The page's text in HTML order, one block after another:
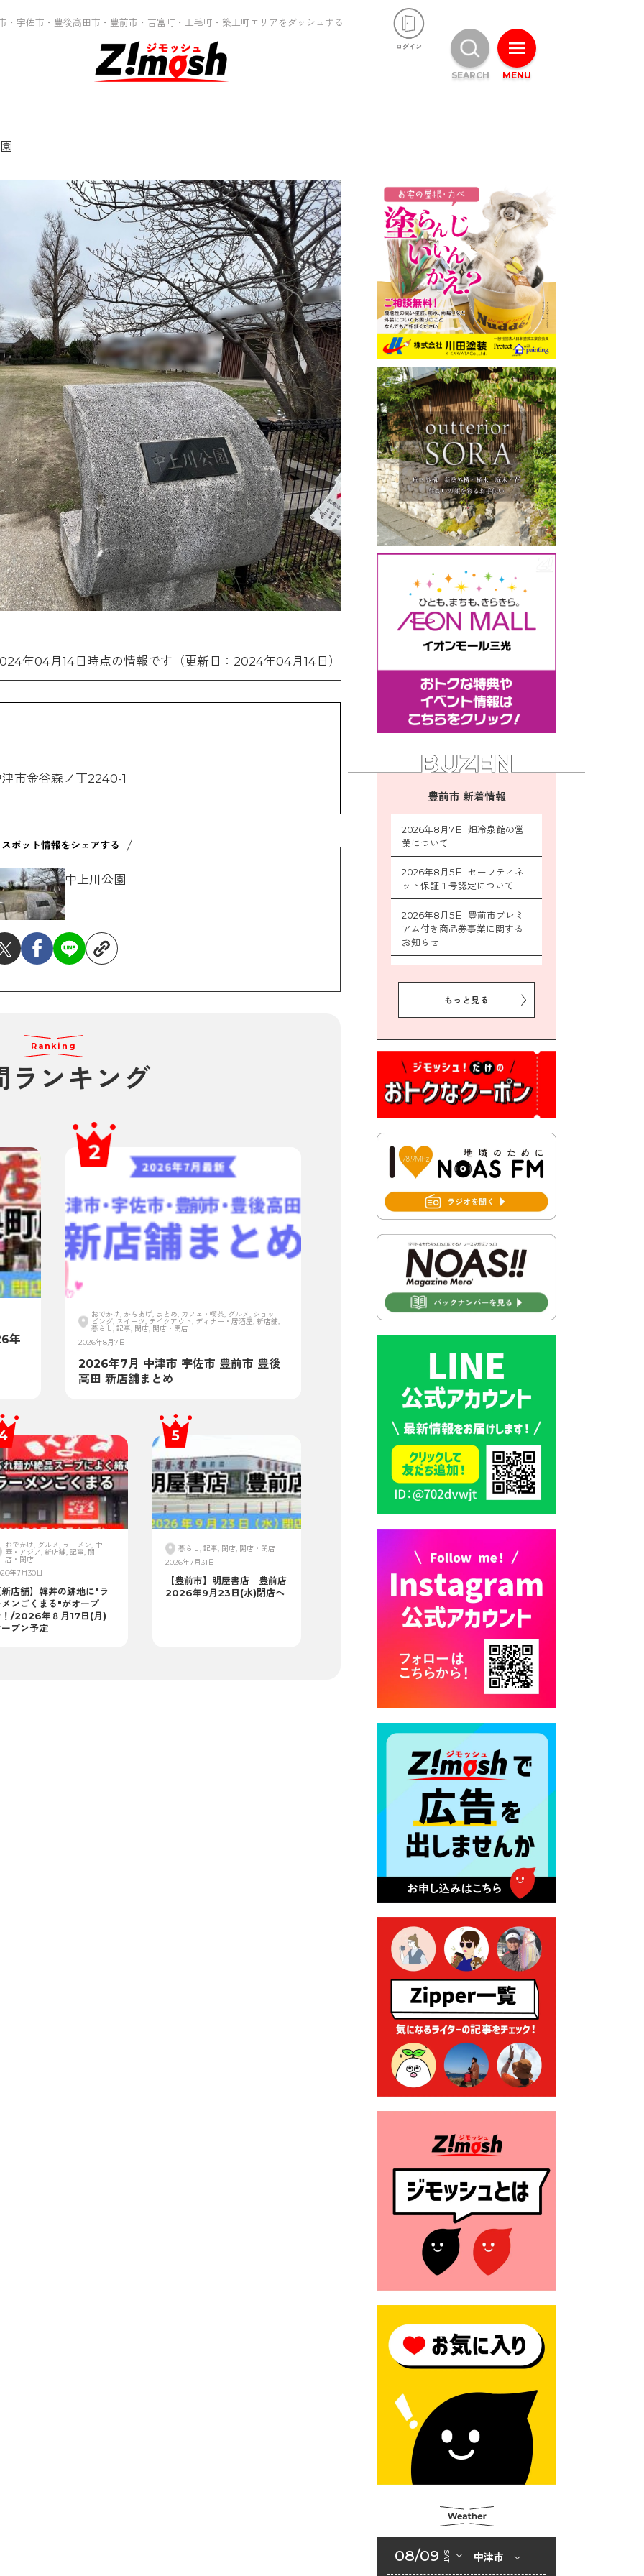
・宇佐市・豊後高田市・豊前市・吉富町・上毛町・築上町エリアをダッシュする
年04月14日時点の情報です（更新日：2024年04月14日）
市金谷森ノ丁2240-1
中上川公園
Ranking
ランキング
年
おでかけ, からあげ, まとめ, カフェ・喫茶, グルメ, ショッ
ピング, スイーツ, テイクアウト, ディナー・居酒屋, 新店舗,
暮らし, 記事, 閉店, 開店・閉店
2026年8月7日
2026年7月 中津市 宇佐市 豊前市 豊後
高田 新店舗まとめ
おでかけ, グルメ, ラーメン, 中
華・アジア, 新店舗, 記事, 開
店・閉店
年7月30日
店舗】韓丼の跡地に"ラ
ンごくまる"がオープ
！/2026年８月17日(月)
プン予定
暮らし, 記事, 閉店, 開店・閉店
2026年7月31日
【豊前市】明屋書店 豊前店
2026年9月23日(水)閉店へ
豊前市 新着情報
2026年8月7日 畑冷泉館の営
業について
2026年8月5日 セーフティネ
ット保証１号認定について
2026年8月5日 豊前市プレミ
アム付き商品券事業に関する
お知らせ
ン作戦参加者募集
対抗「福岡駅伝」出場選手募
集！
2026年7月31日 第６次豊前市
総合計画後期基本計画策定業
書が変わります！
2026年7月30日 豊前市立豊前
中学校の進捗状況について
2026年7月30日 豊前市立学校
2026年7月30日 豊前市立学校
紹介≪再編計画の見直しにつ
いて≫
2026年7月29日 豊前市指定ご
み袋販売のお知らせ
2026年7月28日 豊前カラス天
狗みなと祭り（花火大会）開
催決定！
2026年7月28日 令和8年度
京築地区水道企業団職員採用
試験（募集）
2026年7月27日 マイナンバー
カード交付に伴う休日および
平日夜間開庁の案内
2026年7月22日 令和８年度
「こども文化パスポート事
2026年7月21日 卜仙の郷 お
盆期間の営業時間のお知らせ
2026年7月17日 バス経路検索
のご利用案内
2026年7月10日 台湾伝統音楽
団体 「北埔八音団・楽善軒」
公演開催のお知らせ
ンディング型ふるさと納税の
実施について
2026年7月9日 農地法等に係
る各種申請に係る登記事項証
明書の添付省略について
2026年7月9日 廃食用油の回
収
2026年7月7日 「おゆずりコ
ーナー」について
2026年7月1日 豊前市民プール
一般開放
（令和８年４月１日施行）
格改定
2026年6月23日 公告一覧（市
内業者対象）を更新しまし
2026年6月23日 （一財）豊前
市佐野・則尾育英会奨学生募
2026年6月18日 セアカゴケグ
モにご注意ください！
ェルターの指定
2026年6月10日 令和８年経済
センサス-活動調査
2026年6月9日 令和８年第３
回定例会「一般質問一覧表」
2026年6月5日 新婚世帯の家
2026年6月2日 戸籍に氏名の
振り仮名が記載されます
もっと見る
08/09 SAT 中津市
MENU
SEARCH